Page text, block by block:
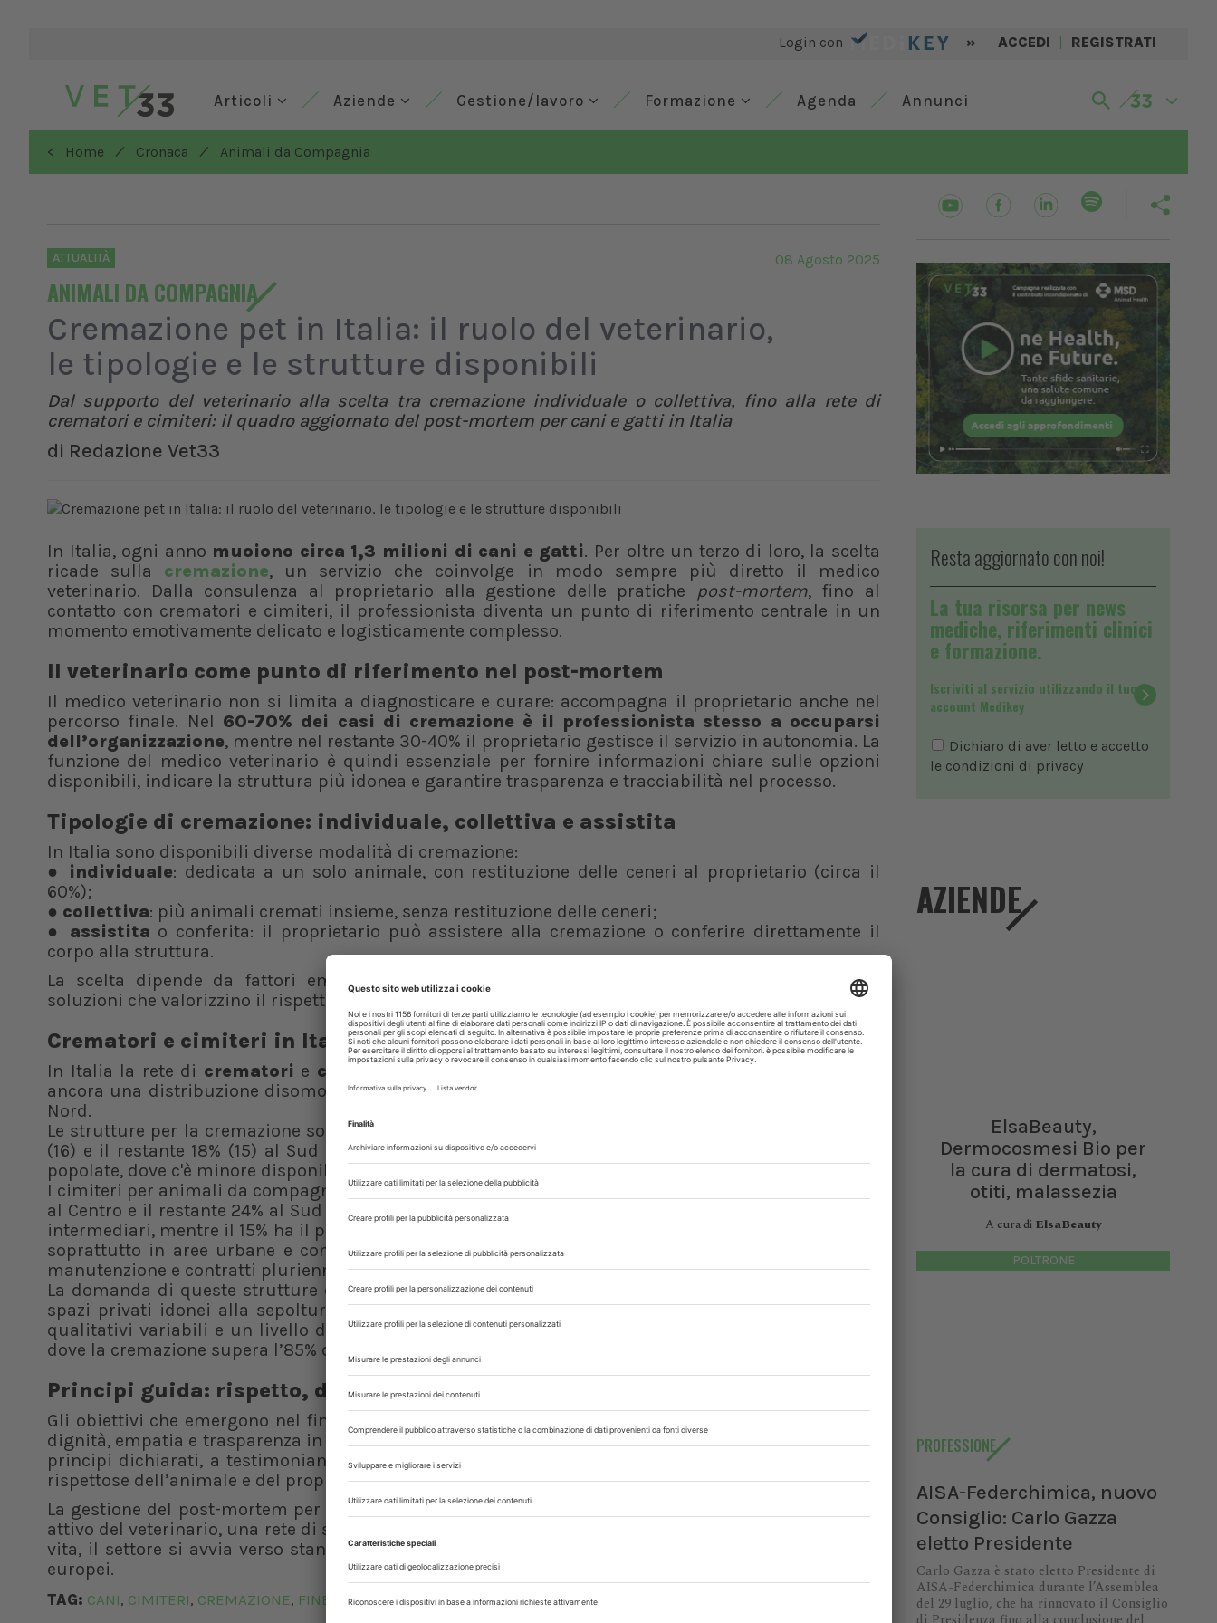
Login con » ACCEDI | REGISTRATI
Articoli Aziende Gestione/lavoro Formazione Agenda Annunci
< Home / Cronaca / Animali da Compagnia
ATTUALITÀ
ANIMALI DA COMPAGNIA
08 Agosto 2025
Cremazione pet in Italia: il ruolo del veterinario,
le tipologie e le strutture disponibili
Dal supporto del veterinario alla scelta tra cremazione individuale o collettiva, fino alla rete di
crematori e cimiteri: il quadro aggiornato del post-mortem per cani e gatti in Italia
di Redazione Vet33
In Italia, ogni anno muoiono circa 1,3 milioni di cani e gatti. Per oltre un terzo di loro, la scelta
ricade sulla cremazione, un servizio che coinvolge in modo sempre più diretto il medico
veterinario. Dalla consulenza al proprietario alla gestione delle pratiche post-mortem, fino al
contatto con crematori e cimiteri, il professionista diventa un punto di riferimento centrale in un
momento emotivamente delicato e logisticamente complesso.
Il veterinario come punto di riferimento nel post-mortem
Il medico veterinario non si limita a diagnosticare e curare: accompagna il proprietario anche nel
percorso finale. Nel 60-70% dei casi di cremazione è il professionista stesso a occuparsi
dell’organizzazione, mentre nel restante 30-40% il proprietario gestisce il servizio in autonomia. La
funzione del medico veterinario è quindi essenziale per fornire informazioni chiare sulle opzioni
disponibili, indicare la struttura più idonea e garantire trasparenza e tracciabilità nel processo.
Tipologie di cremazione: individuale, collettiva e assistita
In Italia sono disponibili diverse modalità di cremazione:
● individuale: dedicata a un solo animale, con restituzione delle ceneri al proprietario (circa il
60%);
● collettiva: più animali cremati insieme, senza restituzione delle ceneri;
● assistita o conferita: il proprietario può assistere alla cremazione o conferire direttamente il
corpo alla struttura.
La scelta dipende da fattori emotivi, economici e logistici, con una crescente preferenza per
soluzioni che valorizzino il rispetto e la dignità dell’animale.
Crematori e cimiteri in Italia
In Italia la rete di crematori e cimiteri
per animali da compagnia è in espansione, ma presenta
ancora una distribuzione disomogenea, con una concentrazione maggiore nelle regioni del Centro-
Nord.
Le strutture per la cremazione sono82
(16) e il restante 18% (15) al Sud e sulle Isole. Queste strutture sono collocate in aree densamente
popolate, dove c'è minore disponibilità di giardini privati.
I cimiteri per animali da compagnia, invece, poco diffusi, sono
al Centro e il restante 24% al Sud e sulle Isole. Quasi la metà (42%) offre servizi di cremazione come
intermediari, mentre il 15% ha il proprio impianto al suo interno. I cimiteri per animali sono collocati
soprattutto in aree urbane e consentono sepolture regolamentate in lotti individuali, spesso con
manutenzione e contratti pluriennali.
La domanda di queste strutture cresce, spinta da fattori culturali e logistici, legati alla scarsità di
spazi privati idonei alla sepoltura. Tuttavia, il settore presenta margini di sviluppo, con standard
qualitativi variabili e un livello di penetrazione ancora inferiore a quello di Francia e Regno Unito,
dove la cremazione supera l’85% dei decessi.
Principi guida: rispetto, dignità e trasparenza
Gli obiettivi che emergono nel fine vita degli animali da compagnia sono chiari: garantire rispetto,
dignità, empatia e trasparenza in tutte le fasi del processo. La sostenibilità ambientale compare tra i
principi dichiarati, a testimonianza di una crescente sensibilità verso pratiche che siano non solo
rispettose dell’animale e del proprietario, ma anche dell’ambiente.
La gestione del post-mortem per cani e gatti in Italia è in trasformazione. Con un ruolo sempre più
attivo del veterinario, una rete di strutture in crescita e una maggiore attenzione alla dignità del fine
vita, il settore si avvia verso standard più elevati, in linea con i modelli già affermati in altri Paesi
europei.
TAG: CANI, CIMITERI, CREMAZIONE, FINE VITA,GATTI
Resta aggiornato con noi!
La tua risorsa per news
mediche, riferimenti clinici
e formazione.
Iscriviti al servizio utilizzando il tuo
account Medikey
Dichiaro di aver letto e accetto
le condizioni di privacy
AZIENDE
ElsaBeauty,
Dermocosmesi Bio per
la cura di dermatosi,
otiti, malassezia
A cura di ElsaBeauty
POLTRONE
PROFESSIONE
AISA-Federchimica, nuovo
Consiglio: Carlo Gazza
eletto Presidente
Carlo Gazza è stato eletto Presidente di
AISA-Federchimica durante l’Assemblea
del 29 luglio, che ha rinnovato il Consiglio